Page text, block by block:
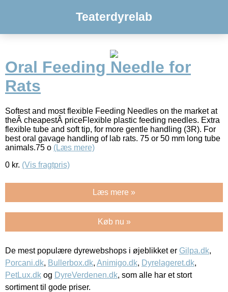
Teaterdyrelab
Oral Feeding Needle for
Rats
Softest and most flexible Feeding Needles on the market at
theÂ cheapestÂ priceFlexible plastic feeding needles. Extra
flexible tube and soft tip, for more gentle handling (3R). For
best oral gavage handling of lab rats. 75 or 50 mm long tube
animals.75 o (Læs mere)
0 kr. (Vis fragtpris)
Læs mere »
Køb nu »
De mest populære dyrewebshops i øjeblikket er Gilpa.dk,
Porcani.dk, Bullerbox.dk, Animigo.dk, Dyrelageret.dk,
PetLux.dk og DyreVerdenen.dk, som alle har et stort
sortiment til gode priser.